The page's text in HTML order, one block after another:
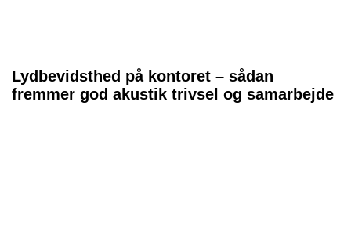
Lydbevidsthed på kontoret – sådan
fremmer god akustik trivsel og samarbejde